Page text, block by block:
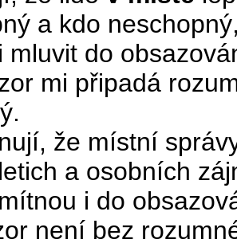
a kdo
mluvit do
mi připadá
že místní
a osobních
i do
není bez